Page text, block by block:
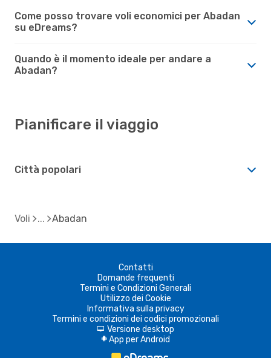
Come posso trovare voli economici per Abadan
su eDreams?
Quando è il momento ideale per andare a
Abadan?
Pianificare il viaggio
Città popolari
Voli Abadan
Contatti
Domande frequenti
Termini e Condizioni Generali
Utilizzo dei Cookie
Informativa sulla privacy
Termini e condizioni dei codici promozionali
d Versione desktop
A App per Android